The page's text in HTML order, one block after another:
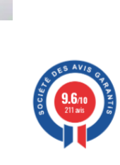
9.6/10
211 avis